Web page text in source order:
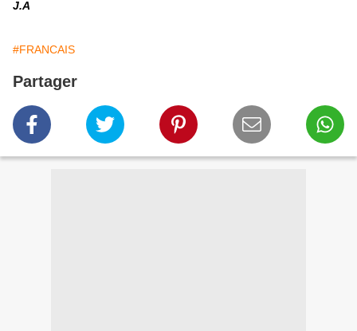
J.A
#FRANCAIS
Partager